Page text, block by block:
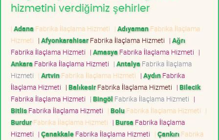
hizmetini verdiğimiz şehirler
| Adana Fabrika İlaçlama Hizmeti | AdıyamanFabrika İlaçlama
Hizmeti | AfyonkarahisarFabrika İlaçlama Hizmeti | Ağrı
Fabrika İlaçlama Hizmeti | Amasya Fabrika İlaçlama Hizmeti |
Ankara Fabrika İlaçlama Hizmeti | Antalya Fabrika İlaçlama
Hizmeti | ArtvinFabrika İlaçlama Hizmeti | AydınFabrika
İlaçlama Hizmeti | BalıkesirFabrika İlaçlama Hizmeti | Bilecik
Fabrika İlaçlama Hizmeti | Bingöl Fabrika İlaçlama Hizmeti |
BitlisFabrika İlaçlama Hizmeti | BoluFabrika İlaçlama Hizmeti |
BurdurFabrika İlaçlama Hizmeti | Bursa Fabrika İlaçlama
Hizmeti | ÇanakkaleFabrika İlaçlama Hizmeti | Çankırı Fabrika